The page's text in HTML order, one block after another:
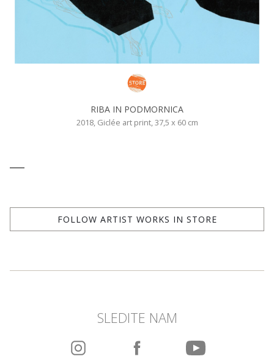
RIBA IN PODMORNICA
2018, Giclée art print, 37,5 x 60 cm
FOLLOW ARTIST WORKS IN STORE
SLEDITE NAM